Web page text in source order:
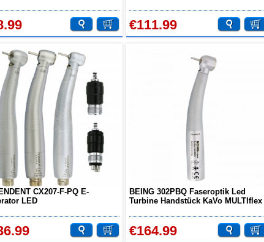
Coupler/Kupplung
€111.99
CX207-F-PQ E-
LED
NSK Phatelus Kupplung
BEING 302PBQ Faseroptik Led
Turbine Handstück KaVo MULTIflex
€164.99